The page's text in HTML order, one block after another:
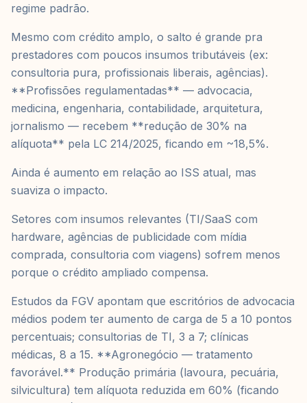
regime padrão.
Mesmo com crédito amplo, o salto é grande pra
prestadores com poucos insumos tributáveis (ex:
consultoria pura, profissionais liberais, agências).
**Profissões regulamentadas** — advocacia,
medicina, engenharia, contabilidade, arquitetura,
jornalismo — recebem **redução de 30% na
alíquota** pela LC 214/2025, ficando em ~18,5%.
Ainda é aumento em relação ao ISS atual, mas
suaviza o impacto.
Setores com insumos relevantes (TI/SaaS com
hardware, agências de publicidade com mídia
comprada, consultoria com viagens) sofrem menos
porque o crédito ampliado compensa.
Estudos da FGV apontam que escritórios de advocacia
médios podem ter aumento de carga de 5 a 10 pontos
percentuais; consultorias de TI, 3 a 7; clínicas
médicas, 8 a 15. **Agronegócio — tratamento
favorável.** Produção primária (lavoura, pecuária,
silvicultura) tem alíquota reduzida em 60% (ficando